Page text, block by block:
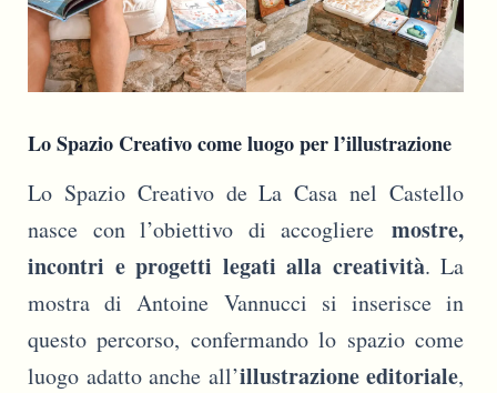
Lo Spazio Creativo come luogo per l’illustrazione
Lo Spazio Creativo de La Casa nel Castello
nasce con l’obiettivo di accogliere mostre,
incontri e progetti legati alla creatività. La
mostra di Antoine Vannucci si inserisce in
questo percorso, confermando lo spazio come
luogo adatto anche all’illustrazione editoriale,